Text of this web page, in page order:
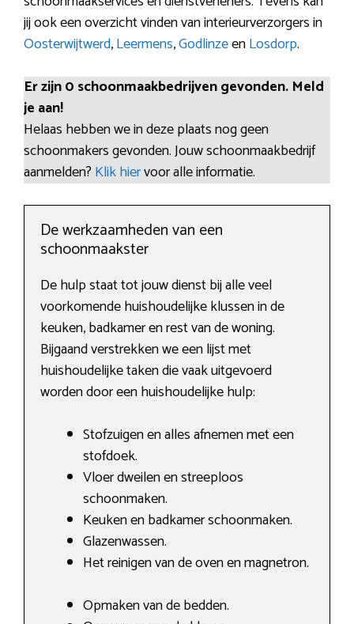
jij ook een overzicht vinden van interieurverzorgers in
Oosterwijtwerd,Leermens,GodlinzeenLosdorp.
Er zijn 0 schoonmaakbedrijven gevonden. Meld
je aan!
Helaas hebben we in deze plaats nog geen
schoonmakers gevonden. Jouw schoonmaakbedrijf
aanmelden? Klik hiervoor alle informatie.
De werkzaamheden van een
schoonmaakster
De hulp staat tot jouw dienst bij alle veel
voorkomende huishoudelijke klussen in de
keuken, badkamer en rest van de woning.
Bijgaand verstrekken we een lijst met
huishoudelijke taken die vaak uitgevoerd
worden door een huishoudelijke hulp:
Stofzuigen en alles afnemen met een
stofdoek.
Vloer dweilen en streeploos
schoonmaken.
Keuken en badkamer schoonmaken.
Glazenwassen.
Het reinigen van de oven en magnetron.
Opmaken van de bedden.